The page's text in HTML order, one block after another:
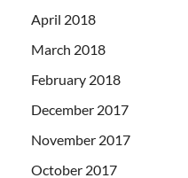
April 2018
March 2018
February 2018
December 2017
November 2017
October 2017